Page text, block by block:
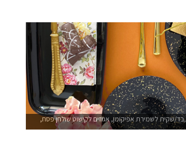
שקית לשמירת אפיקומן, אגוזים לקישוט שולחן פסח,